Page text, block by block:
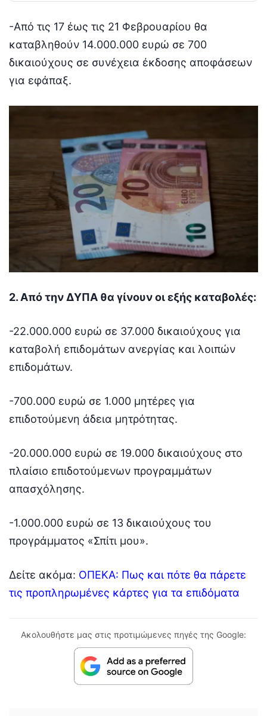
-Από τις 17 έως τις 21 Φεβρουαρίου θα
καταβληθούν 14.000.000 ευρώ σε 700
δικαιούχους σε συνέχεια έκδοσης αποφάσεων
για εφάπαξ.
2. Από την ΔΥΠΑ θα γίνουν οι εξής καταβολές:
-22.000.000 ευρώ σε 37.000 δικαιούχους για
καταβολή επιδομάτων ανεργίας και λοιπών
επιδομάτων.
-700.000 ευρώ σε 1.000 μητέρες για
επιδοτούμενη άδεια μητρότητας.
-20.000.000 ευρώ σε 19.000 δικαιούχους στο
πλαίσιο επιδοτούμενων προγραμμάτων
απασχόλησης.
-1.000.000 ευρώ σε 13 δικαιούχους του
προγράμματος «Σπίτι μου».
Δείτε ακόμα: ΟΠΕΚΑ: Πως και πότε θα πάρετε
τις προπληρωμένες κάρτες για τα επιδόματα
Ακολουθήστε μας στις προτιμώμενες πηγές της Google: